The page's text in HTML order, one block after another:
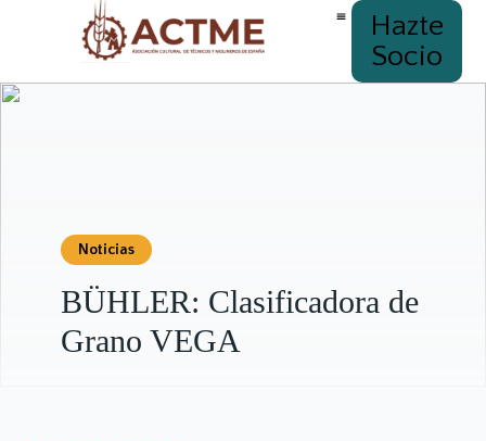
Hazte
Socio
Noticias
BÜHLER: Clasificadora de
Grano VEGA